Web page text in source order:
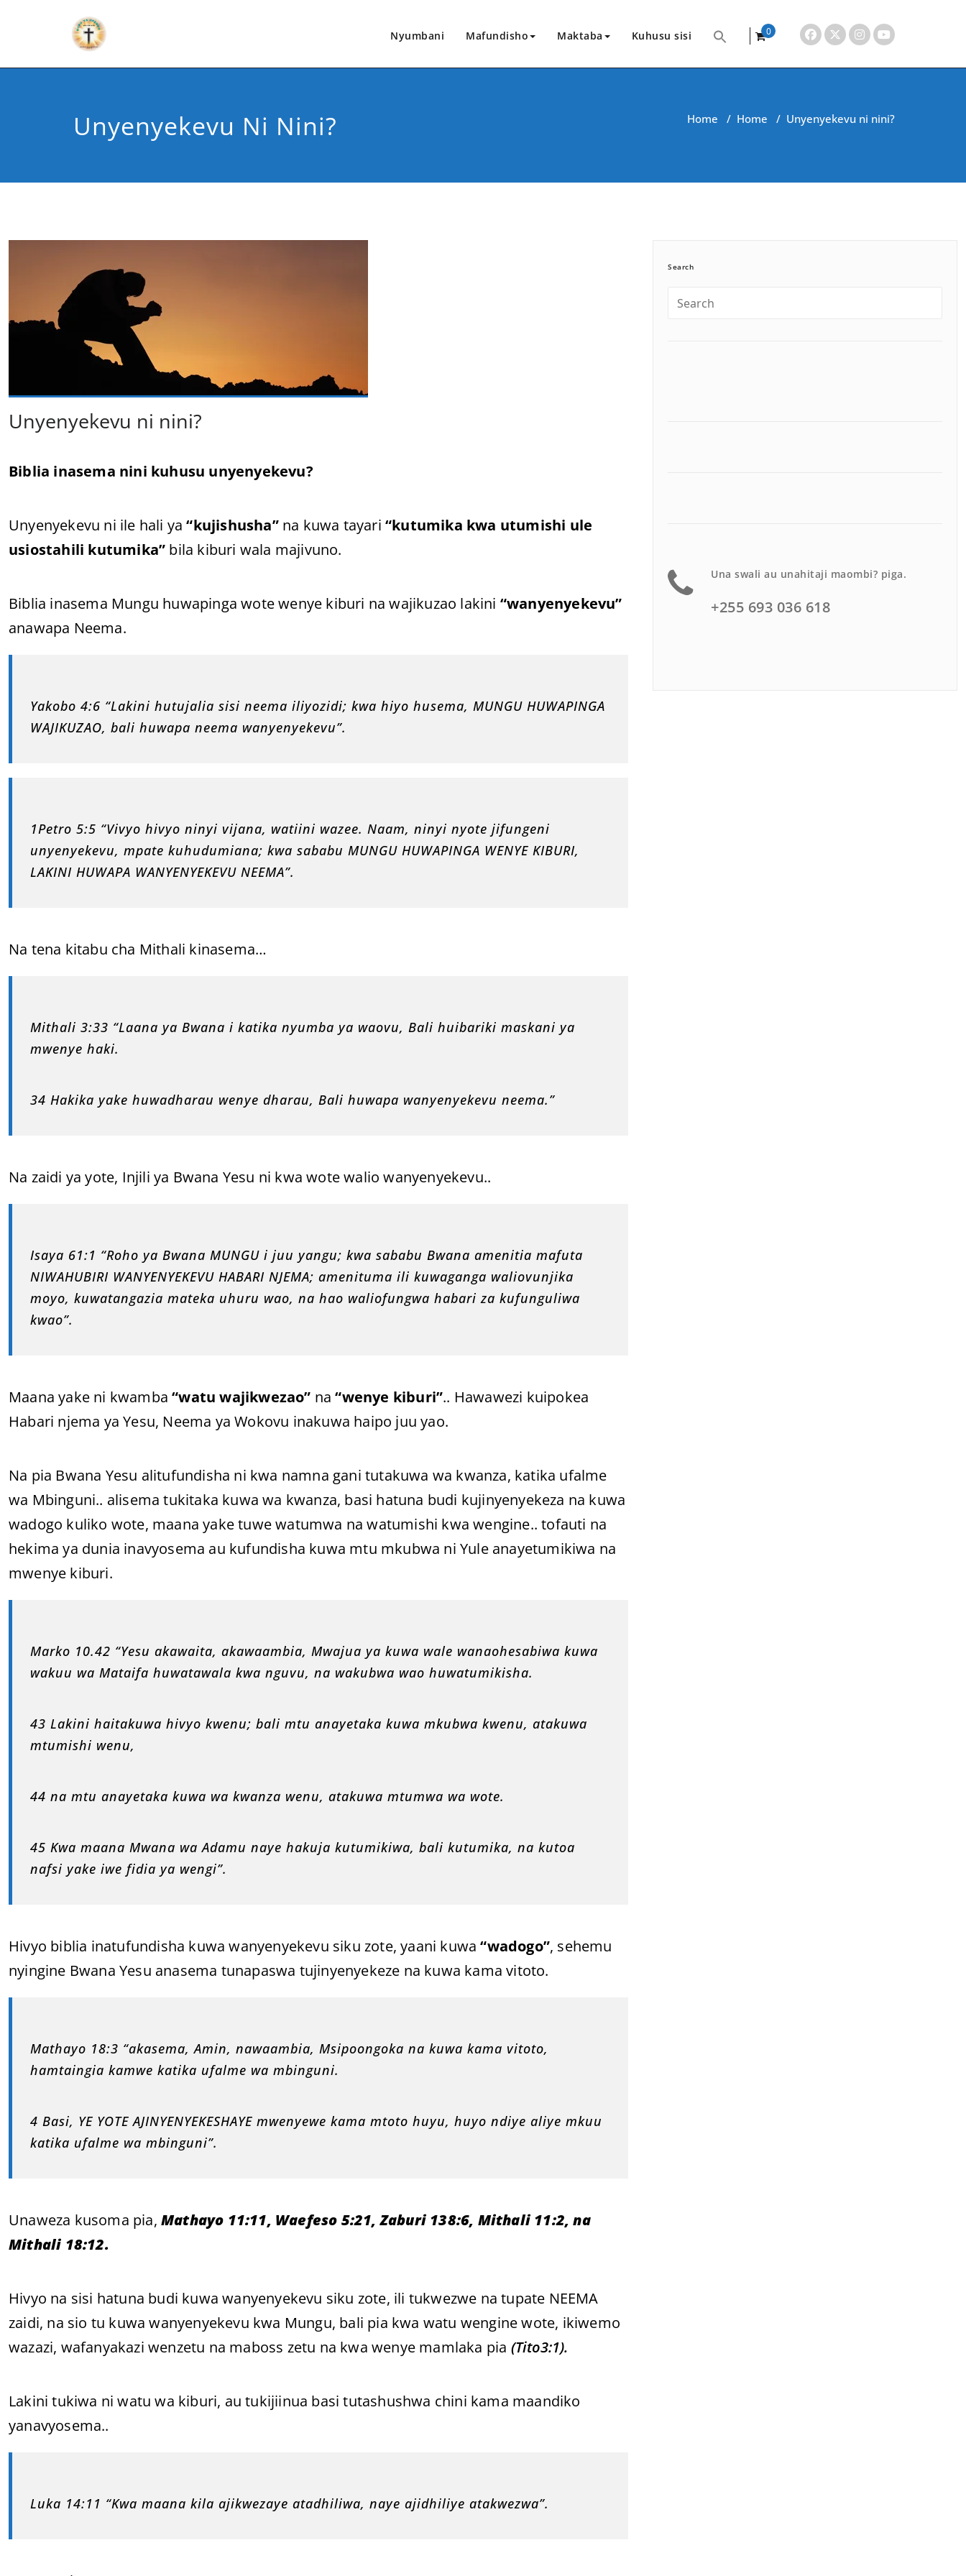
Nyumbani Mafundisho Maktaba Kuhusu sisi
0
Unyenyekevu Ni Nini? Home / Home / Unyenyekevu ni nini?
Unyenyekevu ni nini?
Biblia inasema nini kuhusu unyenyekevu?
Unyenyekevu ni ile hali ya“kujishusha”na kuwa tayari“kutumika kwa utumishi ule
usiostahili kutumika” bila kiburi wala majivuno.
Biblia inasema Mungu huwapinga wote wenye kiburi na wajikuzao lakini “wanyenyekevu”
anawapa Neema.
Yakobo 4:6 “Lakini hutujalia sisi neema iliyozidi; kwa hiyo husema, MUNGU HUWAPINGA
WAJIKUZAO, bali huwapa neema wanyenyekevu”.
1Petro 5:5 “Vivyo hivyo ninyi vijana, watiini wazee. Naam, ninyi nyote jifungeni
unyenyekevu, mpate kuhudumiana; kwa sababu MUNGU HUWAPINGA WENYE KIBURI,
LAKINI HUWAPA WANYENYEKEVU NEEMA”.
Na tena kitabu cha Mithali kinasema…
Mithali 3:33 “Laana ya Bwana i katika nyumba ya waovu, Bali huibariki maskani ya
mwenye haki.
34 Hakika yake huwadharau wenye dharau, Bali huwapa wanyenyekevu neema.”
Na zaidi ya yote, Injili ya Bwana Yesu ni kwa wote walio wanyenyekevu..
Isaya 61:1 “Roho ya Bwana MUNGU i juu yangu; kwa sababu Bwana amenitia mafuta
NIWAHUBIRI WANYENYEKEVU HABARI NJEMA; amenituma ili kuwaganga waliovunjika
moyo, kuwatangazia mateka uhuru wao, na hao waliofungwa habari za kufunguliwa
kwao”.
Maana yake ni kwamba“watu wajikwezao” na“wenye kiburi”.. Hawawezi kuipokea
Habari njema ya Yesu, Neema ya Wokovu inakuwa haipo juu yao.
Na pia Bwana Yesu alitufundisha ni kwa namna gani tutakuwa wa kwanza, katika ufalme
wa Mbinguni.. alisema tukitaka kuwa wa kwanza, basi hatuna budi kujinyenyekeza na kuwa
wadogo kuliko wote, maana yake tuwe watumwa na watumishi kwa wengine.. tofauti na
hekima ya dunia inavyosema au kufundisha kuwa mtu mkubwa ni Yule anayetumikiwa na
mwenye kiburi.
Marko 10.42 “Yesu akawaita, akawaambia, Mwajua ya kuwa wale wanaohesabiwa kuwa
wakuu wa Mataifa huwatawala kwa nguvu, na wakubwa wao huwatumikisha.
43 Lakini haitakuwa hivyo kwenu; bali mtu anayetaka kuwa mkubwa kwenu, atakuwa
mtumishi wenu,
44 na mtu anayetaka kuwa wa kwanza wenu, atakuwa mtumwa wa wote.
45 Kwa maana Mwana wa Adamu naye hakuja kutumikiwa, bali kutumika, na kutoa
nafsi yake iwe fidia ya wengi”.
Hivyo biblia inatufundisha kuwa wanyenyekevu siku zote, yaani kuwa“wadogo”, sehemu
nyingine Bwana Yesu anasema tunapaswa tujinyenyekeze na kuwa kama vitoto.
Mathayo 18:3 “akasema, Amin, nawaambia, Msipoongoka na kuwa kama vitoto,
hamtaingia kamwe katika ufalme wa mbinguni.
4 Basi, YE YOTE AJINYENYEKESHAYE mwenyewe kama mtoto huyu, huyo ndiye aliye mkuu
katika ufalme wa mbinguni”.
Unaweza kusoma pia, Mathayo 11:11, Waefeso 5:21, Zaburi 138:6, Mithali 11:2, na
Mithali 18:12.
Hivyo na sisi hatuna budi kuwa wanyenyekevu siku zote, ili tukwezwe na tupate NEEMA
zaidi, na sio tu kuwa wanyenyekevu kwa Mungu, bali pia kwa watu wengine wote, ikiwemo
wazazi, wafanyakazi wenzetu na maboss zetu na kwa wenye mamlaka pia (Tito3:1).
Lakini tukiwa ni watu wa kiburi, au tukijiinua basi tutashushwa chini kama maandiko
yanavyosema..
Luka 14:11 “Kwa maana kila ajikwezaye atadhiliwa, naye ajidhiliye atakwezwa”.
Search
Una swali au unahitaji maombi? piga.
+255 693 036 618